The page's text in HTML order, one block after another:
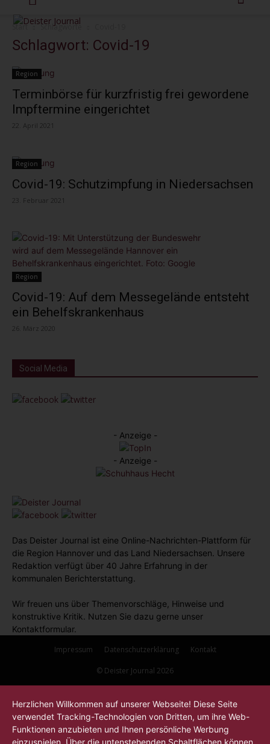
Start Schlagworte
Schlagwort: Covid-19
Region
Terminbörse für kurzfristig frei gewordene
Impftermine eingerichtet
22. April 2021
Region
Covid-19: Schutzimpfung in Niedersachsen
23. Februar 2021
Region
Covid-19: Auf dem Messegelände entsteht
ein Behelfskrankenhaus
26. März 2020
Social Media
- Anzeige -
- Anzeige -
Das Deister Journal ist eine Online-Nachrichten-Plattform für
die Region Hannover und das Land Niedersachsen. Unsere
Redaktion verfügt über 40 Jahre Erfahrung in der
kommunalen Berichterstattung.
Wir freuen uns über Themenvorschläge, Hinweise und
konstruktive Kritik. Nutzen Sie dazu gerne unser
Kontaktformular.
Impressum
Datenschutzerklärung Kontakt
© Deister Journal 2026
Herzlichen Willkommen auf unserer Webseite! Diese Seite
verwendet Tracking-Technologien von Dritten, um ihre Web-
Funktionen anzubieten und Ihnen persönliche Werbung
einzuspielen. Über die untenstehenden Schaltflächen können